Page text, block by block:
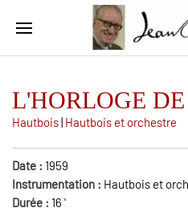
L'HORLOGE
Hautbois| Hautbois et orchestre
Date : 1959
Instrumentation : Hautbois et
Durée : 16 '